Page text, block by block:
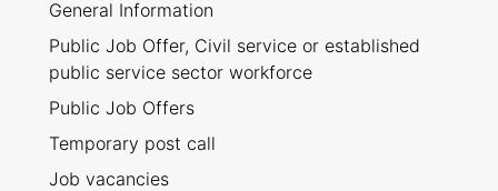
General Information
Public Job Offer, Civil service or established
public service sector workforce
Public Job Offers
Temporary post call
Job vacancies